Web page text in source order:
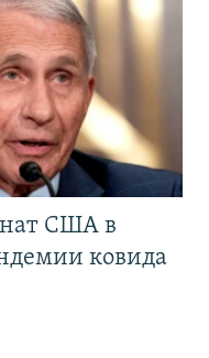
США в
ковида